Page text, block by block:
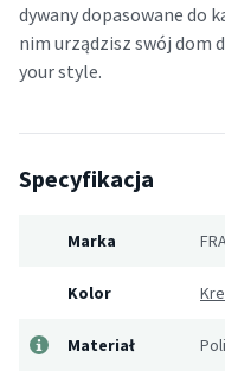
dywany dopasowane do
nim urządzisz swój dom
your style.
Specyfikacja
Marka
Kolor
Materiał